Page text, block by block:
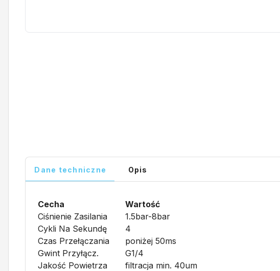
Dane techniczne Opis
Cecha
Wartość
Ciśnienie Zasilania
1.5bar-8bar
Cykli Na Sekundę
4
Czas Przełączania
poniżej 50ms
Gwint Przyłącz.
G1/4
Jakość Powietrza
filtracja min. 40um